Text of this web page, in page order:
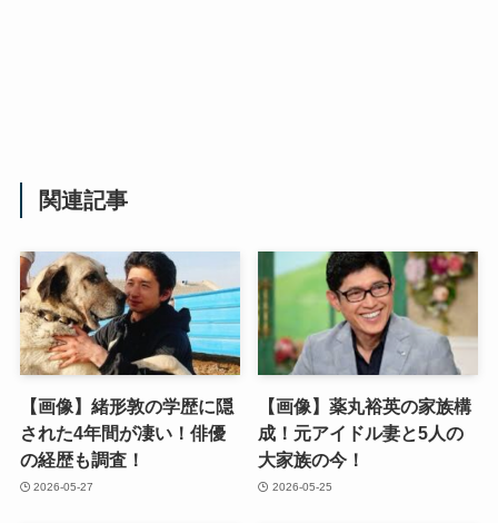
関連記事
【画像】緒形敦の学歴に隠
された4年間が凄い！俳優
の経歴も調査！
2026-05-27
【画像】薬丸裕英の家族構
成！元アイドル妻と5人の
大家族の今！
2026-05-25